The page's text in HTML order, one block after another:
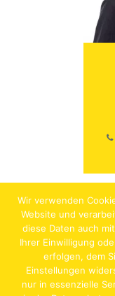
Jobs Lehrstellen
Wir verwenden
Website und
diese Daten auch
Ihrer Einwilligung
erfolgen, dem
Einstellungen
nur in essenzielle